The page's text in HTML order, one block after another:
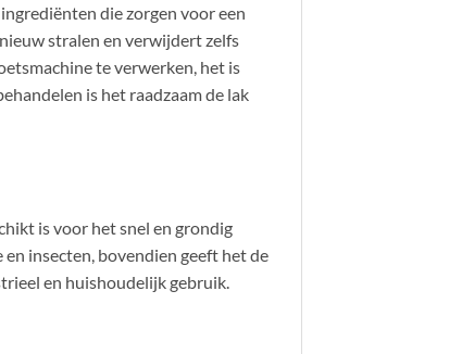
die zorgen voor een
stralen en verwijdert zelfs
te verwerken, het is
is het raadzaam de lak
is voor het snel en grondig
insecten, bovendien geeft het de
en huishoudelijk gebruik.